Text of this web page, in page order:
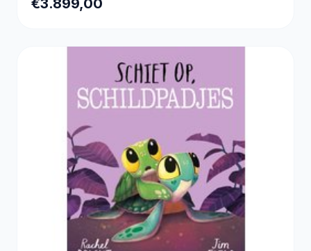
2TB - Waterkoeling
€3.899,00